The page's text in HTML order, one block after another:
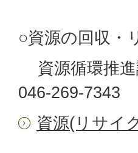
○資源の回収・
資源循環推
046-269-7343
資源(リサイ